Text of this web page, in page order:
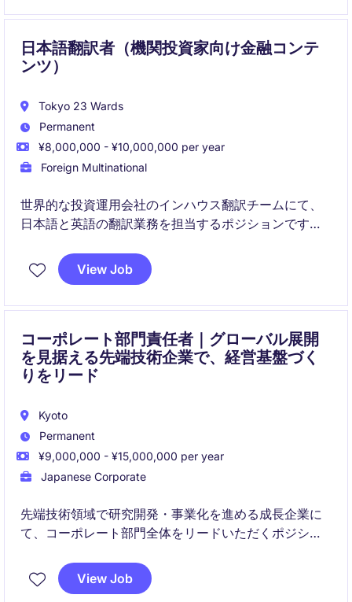
日本語翻訳者（機関投資家向け金融コンテ
ンツ）
Tokyo 23 Wards
Permanent
¥8,000,000 - ¥10,000,000 per year
Foreign Multinational
世界的な投資運用会社のインハウス翻訳チームにて、
日本語と英語の翻訳業務を担当するポジションです。
営業・マーケティング・リサーチ・法務・コンプライ
アンスなど幅広い部門と連携しながら、日本の機関投
View Job
コーポレート部門責任者｜グローバル展開
を見据える先端技術企業で、経営基盤づく
りをリード
Kyoto
Permanent
¥9,000,000 - ¥15,000,000 per year
Japanese Corporate
先端技術領域で研究開発・事業化を進める成長企業に
て、コーポレート部門全体をリードいただくポジショ
横断的に統括し、今後の事業拡大やIPO準備を支える管
理基盤の構築を担っていただきます。
View Job